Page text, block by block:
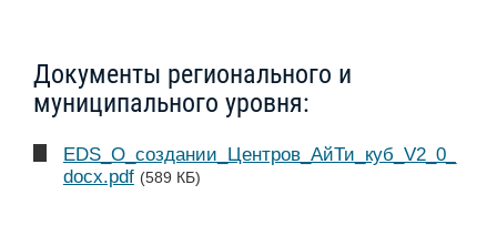
Документы регионального и
муниципального уровня:
EDS_О_создании_Центров_АйТи_куб_V2_0_
docx.pdf (589 КБ)